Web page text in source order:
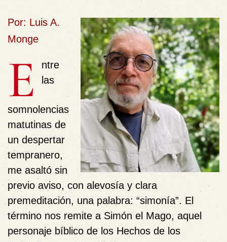
Por: Luis A.
Monge
E
ntre
las
somnolencias
matutinas de
un despertar
tempranero,
me asaltó sin
previo aviso, con alevosía y clara
premeditación, una palabra: “simonía”. El
término nos remite a Simón el Mago, aquel
personaje bíblico de los Hechos de los